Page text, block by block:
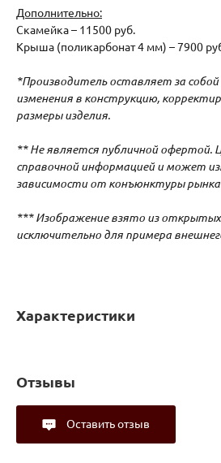
Дополнительно:
Скамейка – 11500 руб.
Крыша (поликарбонат 4 мм) – 7900
*Производитель оставляет за
изменения в конструкцию,
размеры изделия.
** Не является публичной офертой.
справочной информацией и может
зависимости от конъюнктуры
*** Изображение взято из
исключительно для примера
Характеристики
Отзывы
Оставить отзыв